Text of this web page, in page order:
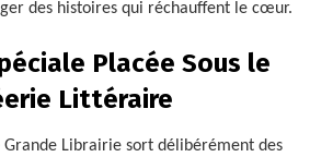
des histoires qui réchauffent le cœur.
Placée Sous le
Littéraire
Grande Librairie sort délibérément des